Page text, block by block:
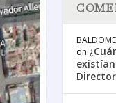
on
existían